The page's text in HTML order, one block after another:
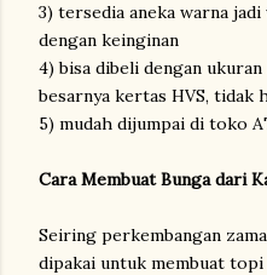
3) tersedia aneka warna
dengan keinginan
4) bisa dibeli dengan
besarnya kertas HVS, tidak
5) mudah dijumpai di toko
Cara Membuat Bunga dari
Seiring perkembangan
dipakai untuk membuat topi